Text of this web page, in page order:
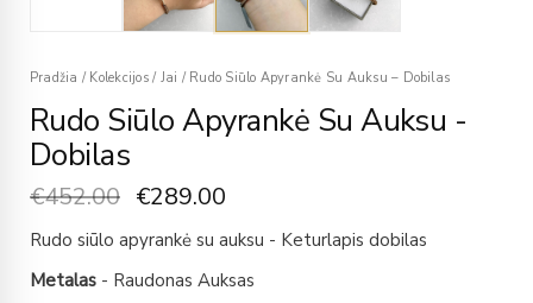
Pradžia / Kolekcijos / Jai /Rudo Siūlo Apyrankė Su Auksu – Dobilas
Rudo Siūlo Apyrankė Su Auksu -
Dobilas
€452.00 €289.00
Rudo siūlo apyrankė su auksu - Keturlapis dobilas
Metalas - Raudonas Auksas